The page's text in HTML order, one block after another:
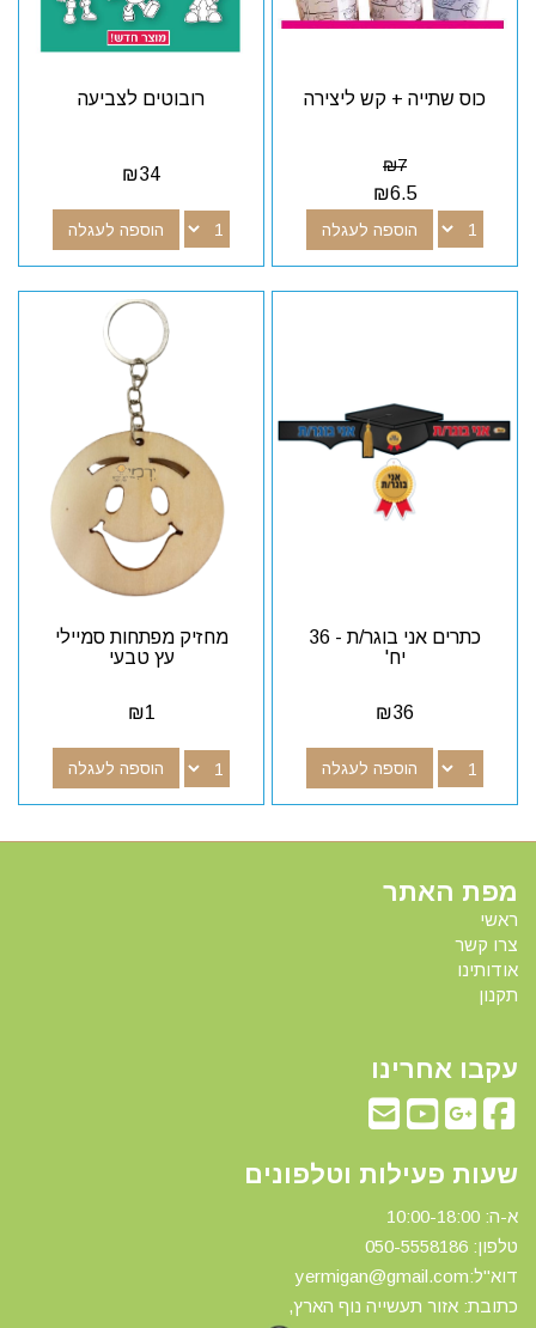
כוס שתייה + קש ליצירה
₪7
₪6.5
הוספה לעגלה
רובוטים לצביעה
₪34
הוספה לעגלה
כתרים אני בוגר/ת - 36
יח'
₪36
הוספה לעגלה
מחזיק מפתחות סמיילי
עץ טבעי
₪1
הוספה לעגלה
מפת האתר
ראשי
צרו קשר
אודותינו
תקנון
עקבו אחרינו
שעות פעילות וטלפונים
א-ה: 10:00-18:00
טלפון: 0 50-5558186
דוא"ל:yermigan@gmail.com
כתובת: אזור תעשייה נוף הארץ,